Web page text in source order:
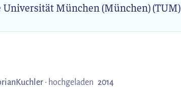
Universität München (München) (TUM)
• hochgeladen 2014